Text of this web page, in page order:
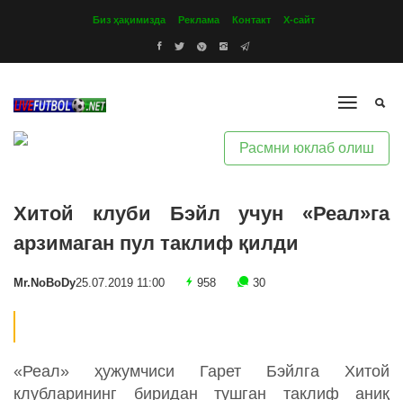
Биз ҳақимизда Реклама Контакт Х-сайт
Расмни юклаб олиш
Хитой клуби Бэйл учун «Реал»га
арзимаган пул таклиф қилди
Mr.NoBoDy25.07.2019 11:00 958 30
«Реал» ҳужумчиси Гарет Бэйлга Хитой
клубларининг биридан тушган таклиф аниқ